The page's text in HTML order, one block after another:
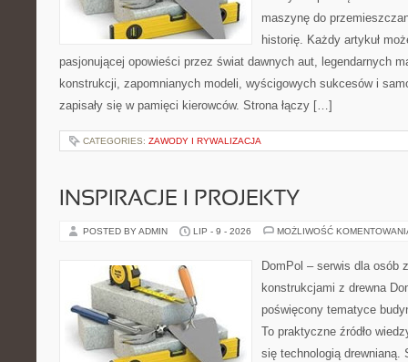
maszynę do
historię. Każdy artykuł
pasjonującej opowieści przez świat dawnych aut, legendarnych
konstrukcji, zapomnianych modeli, wyścigowych sukcesów i
zapisały się w pamięci kierowców. Strona łączy […]
CATEGORIES: ZAWODY I RYWALIZACJA
INSPIRACJE I PROJEKTY
POSTED BY ADMIN LIP - 9 - 2026 MOŻLIWOŚĆ
DomPol – serwis dla osób
konstrukcjami z drewna
poświęcony tematyce
To praktyczne źródło
się technologią drewnianą.